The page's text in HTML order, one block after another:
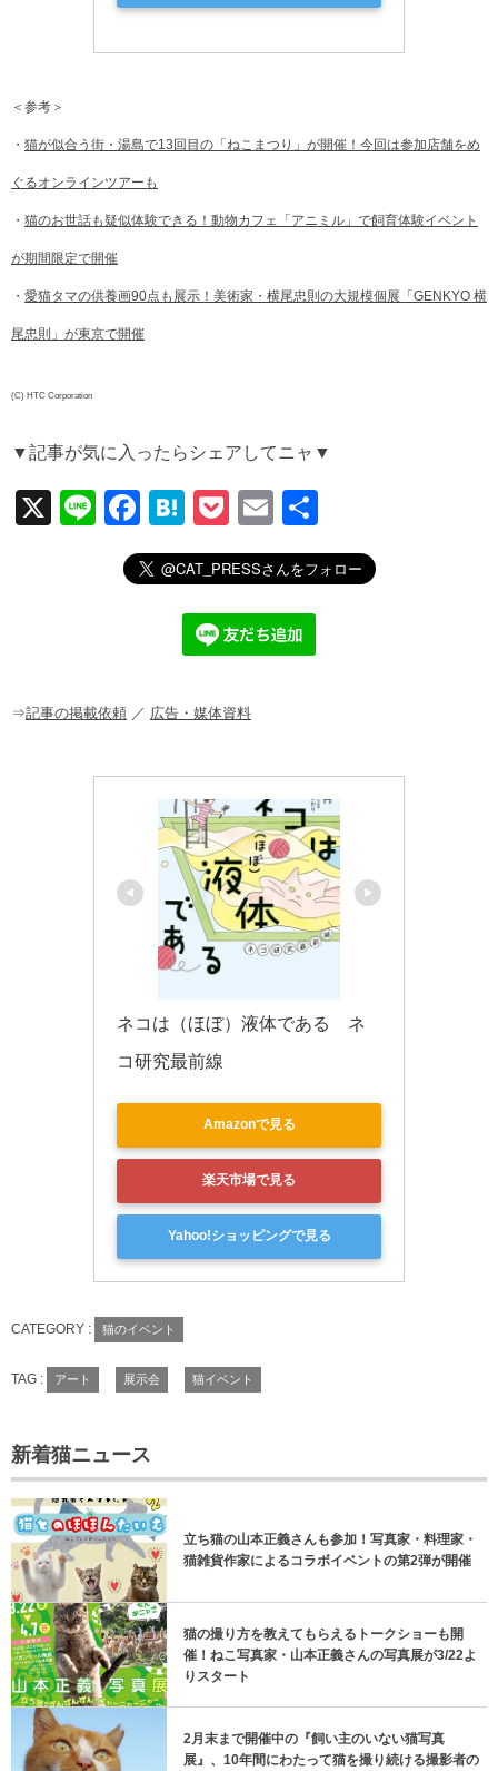
＜参考＞
・ 猫が似合う街・湯島で13回目の「ねこまつり」が開催！今回は参加店舗をめ
ぐるオンラインツアーも
・ 猫のお世話も疑似体験できる！動物カフェ「アニミル」で飼育体験イベント
が期間限定で開催
・ 愛猫タマの供養画90点も展示！美術家・横尾忠則の大規模個展「GENKYO 横
尾忠則」が東京で開催
(C) HTC Corporation
▼記事が気に入ったらシェアしてニャ▼
X
Li
F
a
c
o
H
at
e
n
a
P
o
ck
et
E
m
ail
有
⇒記事の掲載依頼 ／ 広告・媒体資料
ネコは（ほぼ）液体である　ネ
コ研究最前線
Amazonで見る
楽天市場で見る
Yahoo!ショッピングで見る
CATEGORY : 猫のイベント
TAG : アート 展示会 猫イベント
新着猫ニュース
立ち猫の山本正義さんも参加！写真家・料理家・
猫雑貨作家によるコラボイベントの第2弾が開催
猫の撮り方を教えてもらえるトークショーも開
催！ねこ写真家・山本正義さんの写真展が3/22よ
りスタート
2月末まで開催中の『飼い主のいない猫写真
展』、10年間にわたって猫を撮り続ける撮影者の